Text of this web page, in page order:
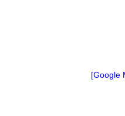
[Google